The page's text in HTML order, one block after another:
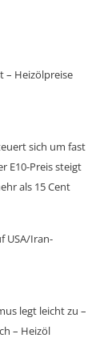
– Heizölpreise
sich um fast
E10-Preis steigt
als 15 Cent
USA/Iran-
legt leicht zu –
– Heizöl